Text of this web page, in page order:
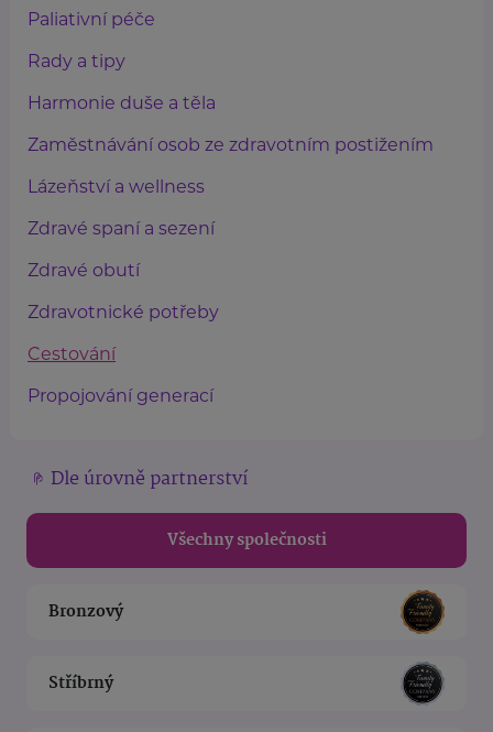
Paliativní péče
Rady a tipy
Harmonie duše a těla
Zaměstnávání osob ze zdravotním postižením
Lázeňství a wellness
Zdravé spaní a sezení
Zdravé obutí
Zdravotnické potřeby
Cestování
Propojování generací
Dle úrovně partnerství
Všechny společnosti
Bronzový
Stříbrný